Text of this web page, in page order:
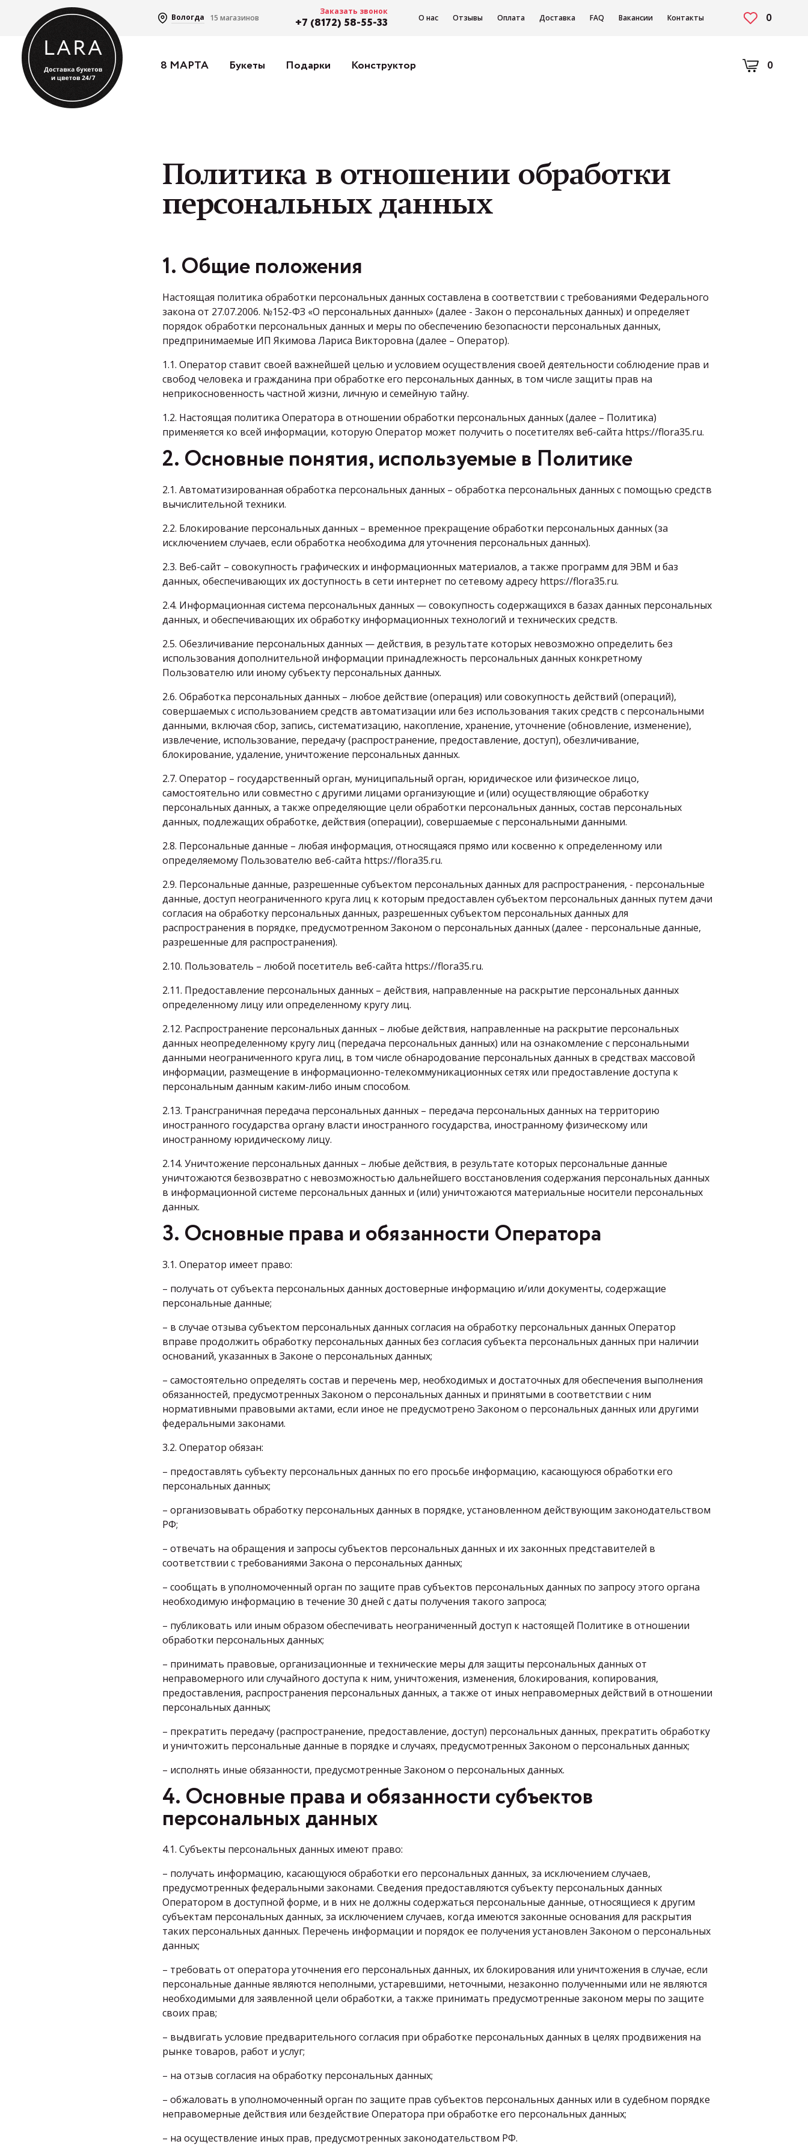
Вологда 15 магазинов
Заказать звонок
+7 (8172) 58-55-33 О нас Отзывы Оплата Доставка FAQ Вакансии Контакты 0
8 МАРТА Букеты Подарки Конструктор 0
навигации
Политика в отношении обработки
персональных данных
1. Общие положения
Настоящая политика обработки персональных данных составлена в соответствии с требованиями Федерального
закона от 27.07.2006. №152-ФЗ «О персональных данных» (далее - Закон о персональных данных) и определяет
порядок обработки персональных данных и меры по обеспечению безопасности персональных данных,
предпринимаемые ИП Якимова Лариса Викторовна (далее – Оператор).
1.1. Оператор ставит своей важнейшей целью и условием осуществления своей деятельности соблюдение прав и
свобод человека и гражданина при обработке его персональных данных, в том числе защиты прав на
неприкосновенность частной жизни, личную и семейную тайну.
1.2. Настоящая политика Оператора в отношении обработки персональных данных (далее – Политика)
применяется ко всей информации, которую Оператор может получить о посетителях веб-сайта https://flora35.ru.
2. Основные понятия, используемые в Политике
2.1. Автоматизированная обработка персональных данных – обработка персональных данных с помощью средств
вычислительной техники.
2.2. Блокирование персональных данных – временное прекращение обработки персональных данных (за
исключением случаев, если обработка необходима для уточнения персональных данных).
2.3. Веб-сайт – совокупность графических и информационных материалов, а также программ для ЭВМ и баз
данных, обеспечивающих их доступность в сети интернет по сетевому адресу https://flora35.ru.
2.4. Информационная система персональных данных — совокупность содержащихся в базах данных персональных
данных, и обеспечивающих их обработку информационных технологий и технических средств.
2.5. Обезличивание персональных данных — действия, в результате которых невозможно определить без
использования дополнительной информации принадлежность персональных данных конкретному
Пользователю или иному субъекту персональных данных.
2.6. Обработка персональных данных – любое действие (операция) или совокупность действий (операций),
совершаемых с использованием средств автоматизации или без использования таких средств с персональными
данными, включая сбор, запись, систематизацию, накопление, хранение, уточнение (обновление, изменение),
извлечение, использование, передачу (распространение, предоставление, доступ), обезличивание,
блокирование, удаление, уничтожение персональных данных.
2.7. Оператор – государственный орган, муниципальный орган, юридическое или физическое лицо,
самостоятельно или совместно с другими лицами организующие и (или) осуществляющие обработку
персональных данных, а также определяющие цели обработки персональных данных, состав персональных
данных, подлежащих обработке, действия (операции), совершаемые с персональными данными.
2.8. Персональные данные – любая информация, относящаяся прямо или косвенно к определенному или
определяемому Пользователю веб-сайта https://flora35.ru.
2.9. Персональные данные, разрешенные субъектом персональных данных для распространения, - персональные
данные, доступ неограниченного круга лиц к которым предоставлен субъектом персональных данных путем дачи
согласия на обработку персональных данных, разрешенных субъектом персональных данных для
распространения в порядке, предусмотренном Законом о персональных данных (далее - персональные данные,
разрешенные для распространения).
2.10. Пользователь – любой посетитель веб-сайта https://flora35.ru.
2.11. Предоставление персональных данных – действия, направленные на раскрытие персональных данных
определенному лицу или определенному кругу лиц.
2.12. Распространение персональных данных – любые действия, направленные на раскрытие персональных
данных неопределенному кругу лиц (передача персональных данных) или на ознакомление с персональными
данными неограниченного круга лиц, в том числе обнародование персональных данных в средствах массовой
информации, размещение в информационно-телекоммуникационных сетях или предоставление доступа к
персональным данным каким-либо иным способом.
2.13. Трансграничная передача персональных данных – передача персональных данных на территорию
иностранного государства органу власти иностранного государства, иностранному физическому или
иностранному юридическому лицу.
2.14. Уничтожение персональных данных – любые действия, в результате которых персональные данные
уничтожаются безвозвратно с невозможностью дальнейшего восстановления содержания персональных данных
в информационной системе персональных данных и (или) уничтожаются материальные носители персональных
данных.
3. Основные права и обязанности Оператора
3.1. Оператор имеет право:
– получать от субъекта персональных данных достоверные информацию и/или документы, содержащие
персональные данные;
– в случае отзыва субъектом персональных данных согласия на обработку персональных данных Оператор
вправе продолжить обработку персональных данных без согласия субъекта персональных данных при наличии
оснований, указанных в Законе о персональных данных;
– самостоятельно определять состав и перечень мер, необходимых и достаточных для обеспечения выполнения
обязанностей, предусмотренных Законом о персональных данных и принятыми в соответствии с ним
нормативными правовыми актами, если иное не предусмотрено Законом о персональных данных или другими
федеральными законами.
3.2. Оператор обязан:
– предоставлять субъекту персональных данных по его просьбе информацию, касающуюся обработки его
персональных данных;
– организовывать обработку персональных данных в порядке, установленном действующим законодательством
РФ;
– отвечать на обращения и запросы субъектов персональных данных и их законных представителей в
соответствии с требованиями Закона о персональных данных;
– сообщать в уполномоченный орган по защите прав субъектов персональных данных по запросу этого органа
необходимую информацию в течение 30 дней с даты получения такого запроса;
– публиковать или иным образом обеспечивать неограниченный доступ к настоящей Политике в отношении
обработки персональных данных;
– принимать правовые, организационные и технические меры для защиты персональных данных от
неправомерного или случайного доступа к ним, уничтожения, изменения, блокирования, копирования,
предоставления, распространения персональных данных, а также от иных неправомерных действий в отношении
персональных данных;
– прекратить передачу (распространение, предоставление, доступ) персональных данных, прекратить обработку
и уничтожить персональные данные в порядке и случаях, предусмотренных Законом о персональных данных;
– исполнять иные обязанности, предусмотренные Законом о персональных данных.
4. Основные права и обязанности субъектов
персональных данных
4.1. Субъекты персональных данных имеют право:
– получать информацию, касающуюся обработки его персональных данных, за исключением случаев,
предусмотренных федеральными законами. Сведения предоставляются субъекту персональных данных
Оператором в доступной форме, и в них не должны содержаться персональные данные, относящиеся к другим
субъектам персональных данных, за исключением случаев, когда имеются законные основания для раскрытия
таких персональных данных. Перечень информации и порядок ее получения установлен Законом о персональных
данных;
– требовать от оператора уточнения его персональных данных, их блокирования или уничтожения в случае, если
персональные данные являются неполными, устаревшими, неточными, незаконно полученными или не являются
необходимыми для заявленной цели обработки, а также принимать предусмотренные законом меры по защите
своих прав;
– выдвигать условие предварительного согласия при обработке персональных данных в целях продвижения на
рынке товаров, работ и услуг;
– на отзыв согласия на обработку персональных данных;
– обжаловать в уполномоченный орган по защите прав субъектов персональных данных или в судебном порядке
неправомерные действия или бездействие Оператора при обработке его персональных данных;
– на осуществление иных прав, предусмотренных законодательством РФ.